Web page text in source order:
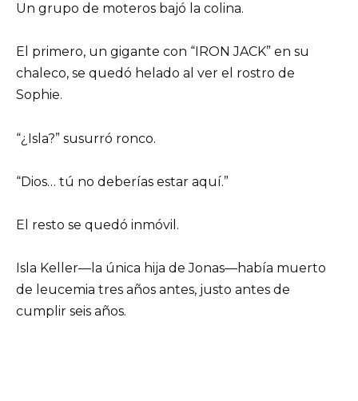
Un grupo de moteros bajó la colina.
El primero, un gigante con “IRON JACK” en su
chaleco, se quedó helado al ver el rostro de
Sophie.
“¿Isla?” susurró ronco.
“Dios… tú no deberías estar aquí.”
El resto se quedó inmóvil.
Isla Keller—la única hija de Jonas—había muerto
de leucemia tres años antes, justo antes de
cumplir seis años.